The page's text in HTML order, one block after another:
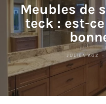
Meubles de
teck : est-
JULIEN AGZ